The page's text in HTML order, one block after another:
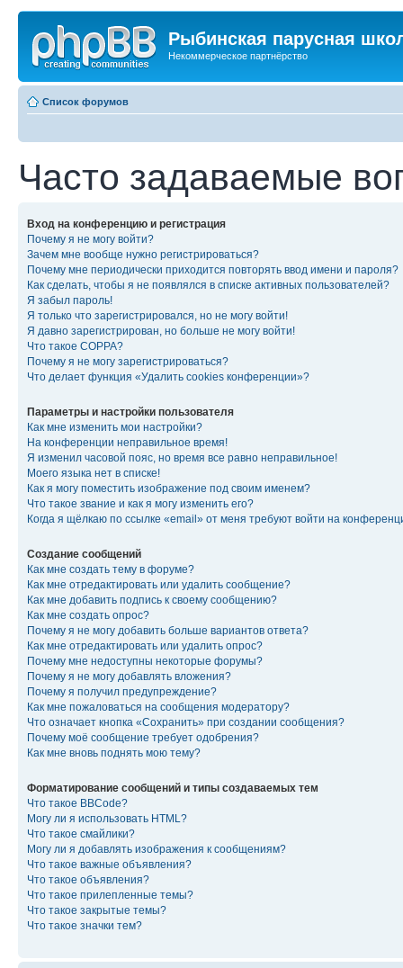
Рыбинская парусная
Некоммерческое партнёрство
Список форумов
Часто задаваемые
Вход на конференцию и регистрация
Почему я не могу войти?
Зачем мне вообще нужно регистрироваться?
Почему мне периодически приходится повторять ввод имени и пароля?
Как сделать, чтобы я не появлялся в списке активных пользователей?
Я забыл пароль!
Я только что зарегистрировался, но не могу войти!
Я давно зарегистрирован, но больше не могу войти!
Что такое COPPA?
Почему я не могу зарегистрироваться?
Что делает функция «Удалить cookies конференции»?
Параметры и настройки пользователя
Как мне изменить мои настройки?
На конференции неправильное время!
Я изменил часовой пояс, но время все равно неправильное!
Моего языка нет в списке!
Как я могу поместить изображение под своим именем?
Что такое звание и как я могу изменить его?
Когда я щёлкаю по ссылке «email» от меня требуют войти на
Создание сообщений
Как мне создать тему в форуме?
Как мне отредактировать или удалить сообщение?
Как мне добавить подпись к своему сообщению?
Как мне создать опрос?
Почему я не могу добавить больше вариантов ответа?
Как мне отредактировать или удалить опрос?
Почему мне недоступны некоторые форумы?
Почему я не могу добавлять вложения?
Почему я получил предупреждение?
Как мне пожаловаться на сообщения модератору?
Что означает кнопка «Сохранить» при создании сообщения?
Почему моё сообщение требует одобрения?
Как мне вновь поднять мою тему?
Форматирование сообщений и типы создаваемых тем
Что такое BBCode?
Могу ли я использовать HTML?
Что такое смайлики?
Могу ли я добавлять изображения к сообщениям?
Что такое важные объявления?
Что такое объявления?
Что такое прилепленные темы?
Что такое закрытые темы?
Что такое значки тем?